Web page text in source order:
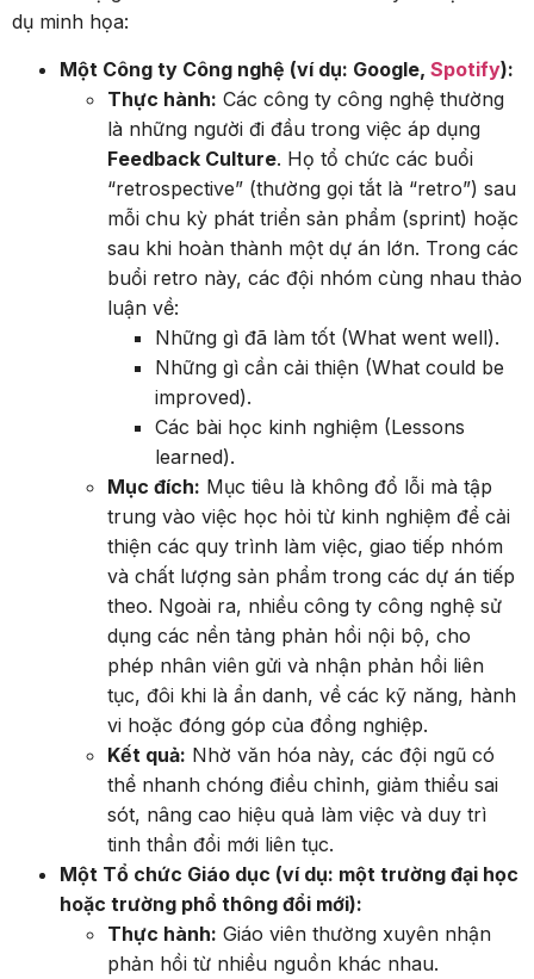
dụ minh họa:
Một Công ty Công nghệ (ví dụ: Google, Spotify):
Thực hành: Các công ty công nghệ thường
là những người đi đầu trong việc áp dụng
Feedback Culture. Họ tổ chức các buổi
“retrospective” (thường gọi tắt là “retro”) sau
mỗi chu kỳ phát triển sản phẩm (sprint) hoặc
sau khi hoàn thành một dự án lớn. Trong các
buổi retro này, các đội nhóm cùng nhau thảo
luận về:
Những gì đã làm tốt (What went well).
Những gì cần cải thiện (What could be
improved).
Các bài học kinh nghiệm (Lessons
learned).
Mục đích: Mục tiêu là không đổ lỗi mà tập
trung vào việc học hỏi từ kinh nghiệm để cải
thiện các quy trình làm việc, giao tiếp nhóm
và chất lượng sản phẩm trong các dự án tiếp
theo. Ngoài ra, nhiều công ty công nghệ sử
dụng các nền tảng phản hồi nội bộ, cho
phép nhân viên gửi và nhận phản hồi liên
tục, đôi khi là ẩn danh, về các kỹ năng, hành
vi hoặc đóng góp của đồng nghiệp.
Kết quả: Nhờ văn hóa này, các đội ngũ có
thể nhanh chóng điều chỉnh, giảm thiểu sai
sót, nâng cao hiệu quả làm việc và duy trì
tinh thần đổi mới liên tục.
Một Tổ chức Giáo dục (ví dụ: một trường đại học
hoặc trường phổ thông đổi mới):
Thực hành: Giáo viên thường xuyên nhận
phản hồi từ nhiều nguồn khác nhau.